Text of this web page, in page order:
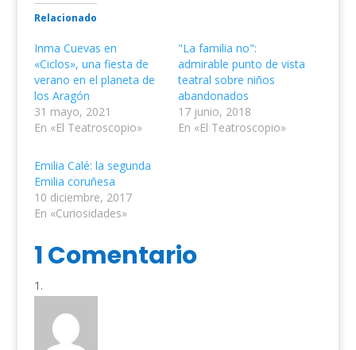
Relacionado
Inma Cuevas en
«Ciclos», una fiesta de
verano en el planeta de
los Aragón
31 mayo, 2021
En «El Teatroscopio»
"La familia no":
admirable punto de vista
teatral sobre niños
abandonados
17 junio, 2018
En «El Teatroscopio»
Emilia Calé: la segunda
Emilia coruñesa
10 diciembre, 2017
En «Curiosidades»
1 Comentario